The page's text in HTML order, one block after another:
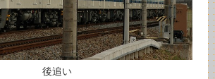
後追い